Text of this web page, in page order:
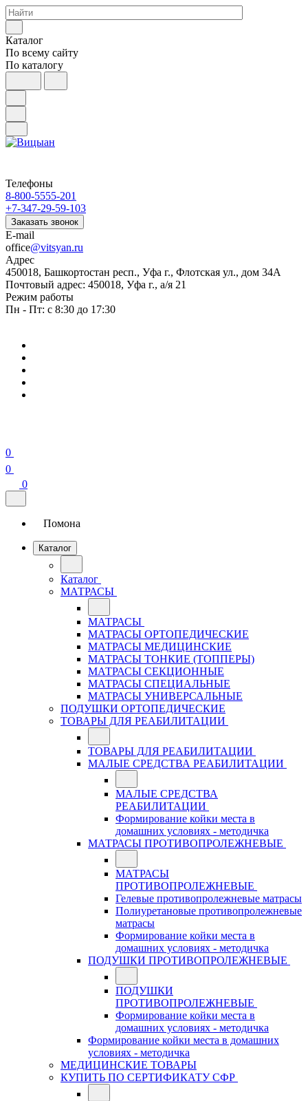
Каталог
По всему сайту
По каталогу
Телефоны
8-800-5555-201
+7-347-29-59-103
Заказать звонок
E-mail
office@vitsyan.ru
Адрес
450018, Башкортостан респ., Уфа г., Флотская ул., дом 34А
Почтовый адрес: 450018, Уфа г., а/я 21
Режим работы
Пн - Пт: с 8:30 до 17:30
0
0
0
Помона
Каталог
Каталог
МАТРАСЫ
МАТРАСЫ
МАТРАСЫ ОРТОПЕДИЧЕСКИЕ
МАТРАСЫ МЕДИЦИНСКИЕ
МАТРАСЫ ТОНКИЕ (ТОППЕРЫ)
МАТРАСЫ СЕКЦИОННЫЕ
МАТРАСЫ СПЕЦИАЛЬНЫЕ
МАТРАСЫ УНИВЕРСАЛЬНЫЕ
ПОДУШКИ ОРТОПЕДИЧЕСКИЕ
ТОВАРЫ ДЛЯ РЕАБИЛИТАЦИИ
ТОВАРЫ ДЛЯ РЕАБИЛИТАЦИИ
МАЛЫЕ СРЕДСТВА РЕАБИЛИТАЦИИ
МАЛЫЕ СРЕДСТВА
РЕАБИЛИТАЦИИ
Формирование койки места в
домашних условиях - методичка
МАТРАСЫ ПРОТИВОПРОЛЕЖНЕВЫЕ
МАТРАСЫ
ПРОТИВОПРОЛЕЖНЕВЫЕ
Гелевые противопролежневые матрасы
Полиуретановые противопролежневые
матрасы
Формирование койки места в
домашних условиях - методичка
ПОДУШКИ ПРОТИВОПРОЛЕЖНЕВЫЕ
ПОДУШКИ
ПРОТИВОПРОЛЕЖНЕВЫЕ
Формирование койки места в
домашних условиях - методичка
Формирование койки места в домашних
условиях - методичка
МЕДИЦИНСКИЕ ТОВАРЫ
КУПИТЬ ПО СЕРТИФИКАТУ СФР